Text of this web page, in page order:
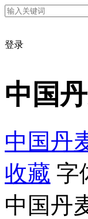
登录
中国
中国丹
收藏 字
中国丹